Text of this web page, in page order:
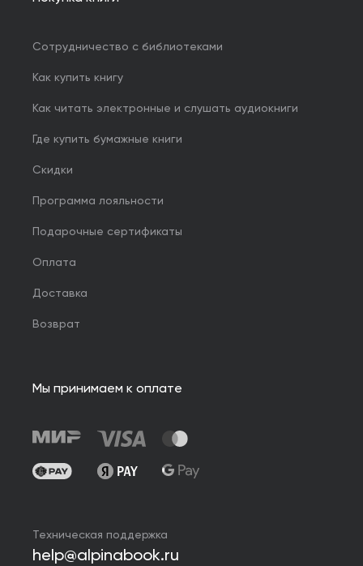
Сотрудничество с библиотеками
Как купить книгу
Как читать электронные и слушать аудиокниги
Где купить бумажные книги
Скидки
Программа лояльности
Подарочные сертификаты
Оплата
Доставка
Возврат
Мы принимаем к оплате
Техническая поддержка
help@alpinabook.ru